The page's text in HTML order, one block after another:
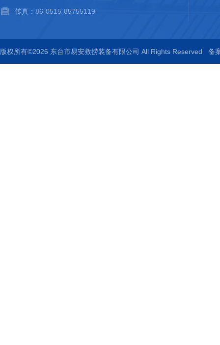
传真：86-0515-85755119
版权所有©2026 东台市易安救捞装备有限公司 All Rights Reserved 备